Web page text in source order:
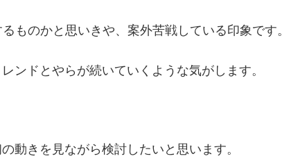
ものかと思いきや、案外苦戦している印象です。
ンドとやらが続いていくような気がします。
きを見ながら検討したいと思います。